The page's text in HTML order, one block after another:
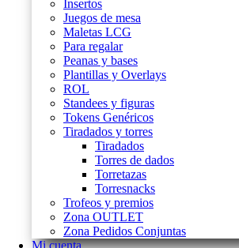
Insertos
Juegos de mesa
Maletas LCG
Para regalar
Peanas y bases
Plantillas y Overlays
ROL
Standees y figuras
Tokens Genéricos
Tiradados y torres
Tiradados
Torres de dados
Torretazas
Torresnacks
Trofeos y premios
Zona OUTLET
Zona Pedidos Conjuntas